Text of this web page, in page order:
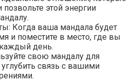
этой энергии
Когда ваша мандала будет
и поместите в место, где вы
день.
свою мандалу для
связь с вашими